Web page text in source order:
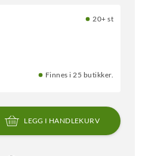
20+ st
Finnes i 25 butikker.
LEGG I HANDLEKURV